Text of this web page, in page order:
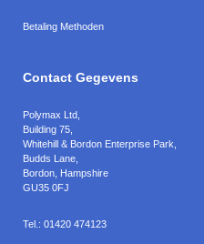
Betaling Methoden
Contact Gegevens
Polymax Ltd
Building 75,
Whitehill & Bordon Enterprise Park,
Budds Lane
Bordon Hampshire
GU35 0FJ
Tel.: 01420 474123